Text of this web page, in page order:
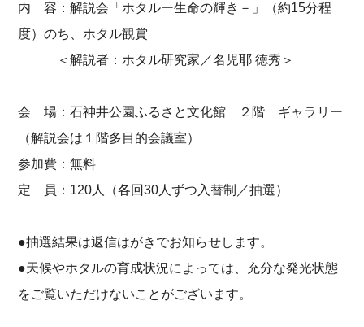
内 容：解説会「ホタルー生命の輝き－」（約15分程
度）のち、ホタル観賞
＜解説者：ホタル研究家／名児耶 徳秀＞
会 場：石神井公園ふるさと文化館 ２階 ギャラリー
（解説会は１階多目的会議室）
参加費：無料
定 員：120人（各回30人ずつ入替制／抽選）
●抽選結果は返信はがきでお知らせします。
●天候やホタルの育成状況によっては、充分な発光状態
をご覧いただけないことがございます。